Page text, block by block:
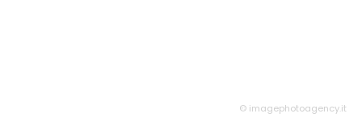
© imagephotoagency.it